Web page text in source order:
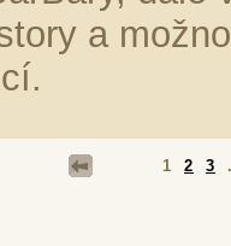
a
1 2 3